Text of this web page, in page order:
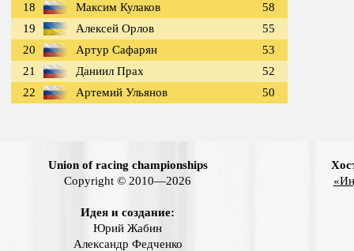
18
Максим Кулаков
58
19
Алексей Орлов
55
20
Артур Сафарян
53
21
Даниил Прах
52
22
Артемий Ульянов 50
Union of racing championships
Copyright © 2010—2026
Идея и создание:
Юрий Жабин
Александр Федченко